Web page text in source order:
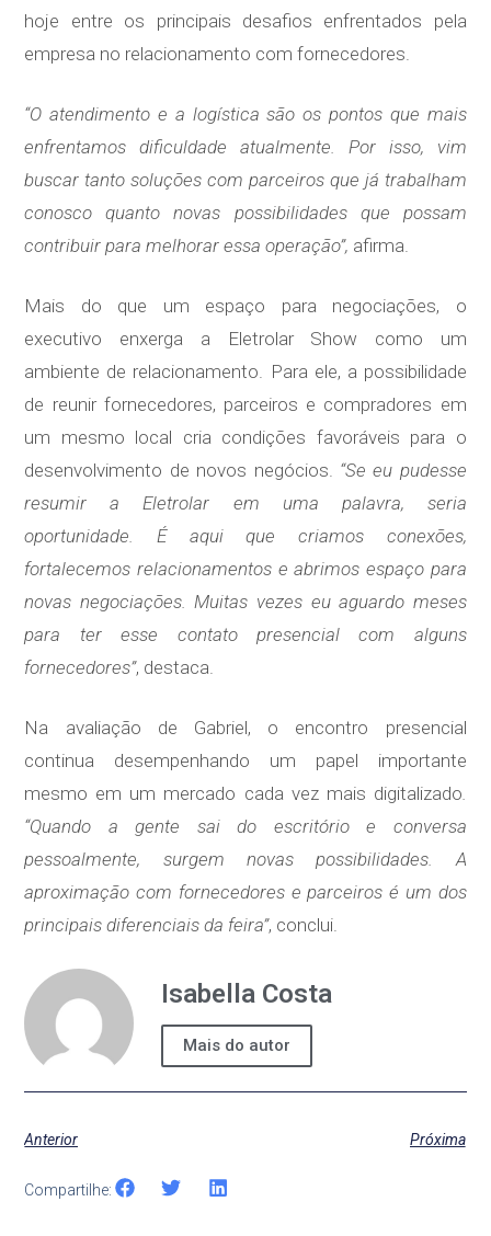
hoje entre os principais desafios enfrentados pela
empresa no relacionamento com fornecedores.
“O atendimento e a logística são os pontos que mais
enfrentamos dificuldade atualmente. Por isso, vim
buscar tanto soluções com parceiros que já trabalham
conosco quanto novas possibilidades que possam
contribuir para melhorar essa operação”, afirma.
Mais do que um espaço para negociações, o
executivo enxerga a Eletrolar Show como um
ambiente de relacionamento. Para ele, a possibilidade
de reunir fornecedores, parceiros e compradores em
um mesmo local cria condições favoráveis para o
desenvolvimento de novos negócios. “Se eu pudesse
resumir a Eletrolar em uma palavra, seria
oportunidade. É aqui que criamos conexões,
fortalecemos relacionamentos e abrimos espaço para
novas negociações. Muitas vezes eu aguardo meses
para ter esse contato presencial com alguns
fornecedores”, destaca.
Na avaliação de Gabriel, o encontro presencial
continua desempenhando um papel importante
mesmo em um mercado cada vez mais digitalizado
“Quando a gente sai do escritório e conversa
pessoalmente, surgem novas possibilidades. A
aproximação com fornecedores e parceiros é um dos
principais diferenciais da feira”, conclui.
Isabella Costa
Mais do autor
Anterior Próxima
Compartilhe: